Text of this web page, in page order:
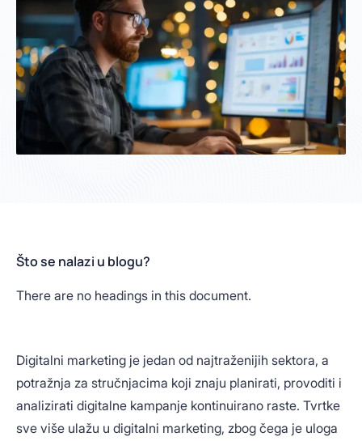
Što se nalazi u blogu?
There are no headings in this document.
Digitalni marketing je jedan od najtraženijih sektora, a
potražnja za stručnjacima koji znaju planirati, provoditi i
analizirati digitalne kampanje kontinuirano raste. Tvrtke
sve više ulažu u digitalni marketing, zbog čega je uloga